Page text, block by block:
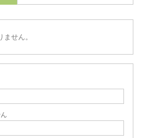
せん。